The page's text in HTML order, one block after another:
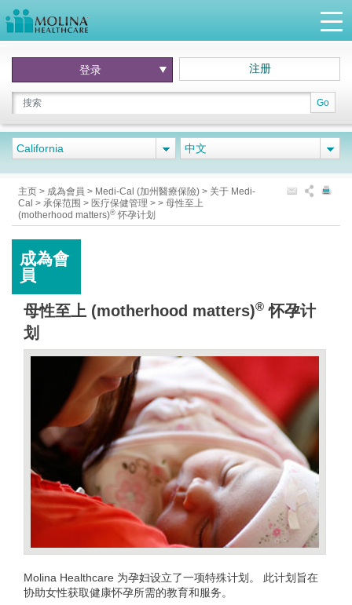
Go
登录 注册
California 中文
主页 > 成為會員 > Medi-Cal (加州醫療保險) > 关于 Medi-
Cal > 承保范围 > 医疗保健管理 > > 母性至上
(motherhood matters)® 怀孕计划
成為會
員
母性至上 (motherhood matters)® 怀孕计
划
Molina Healthcare 为孕妇设立了一项特殊计划。 此计划旨在
协助女性获取健康怀孕所需的教育和服务。